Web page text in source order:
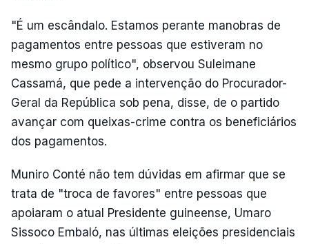
"É um escândalo. Estamos perante manobras de
pagamentos entre pessoas que estiveram no
mesmo grupo político", observou Suleimane
Cassamá, que pede a intervenção do Procurador-
Geral da República sob pena, disse, de o partido
avançar com queixas-crime contra os beneficiários
dos pagamentos.
Muniro Conté não tem dúvidas em afirmar que se
trata de "troca de favores" entre pessoas que
apoiaram o atual Presidente guineense, Umaro
Sissoco Embaló, nas últimas eleições presidenciais